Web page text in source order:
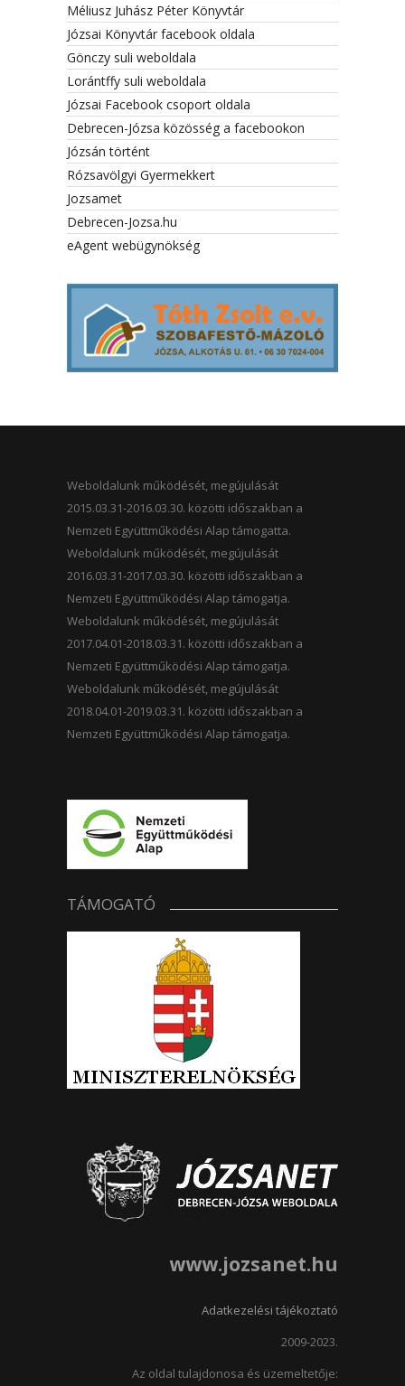
Méliusz Juhász Péter Könyvtár
Józsai Könyvtár facebook oldala
Gönczy suli weboldala
Lorántffy suli weboldala
Józsai Facebook csoport oldala
Debrecen-Józsa közösség a facebookon
Józsán történt
Rózsavölgyi Gyermekkert
Jozsamet
Debrecen-Jozsa.hu
eAgent webügynökség
Weboldalunk működését, megújulását
2015.03.31-2016.03.30. közötti időszakban a
Nemzeti Együttműködési Alap támogatta.
Weboldalunk működését, megújulását
2016.03.31-2017.03.30. közötti időszakban a
Nemzeti Együttműködési Alap támogatja.
Weboldalunk működését, megújulását
2017.04.01-2018.03.31. közötti időszakban a
Nemzeti Együttműködési Alap támogatja.
Weboldalunk működését, megújulását
2018.04.01-2019.03.31. közötti időszakban a
Nemzeti Együttműködési Alap támogatja.
TÁMOGATÓ
www.jozsanet.hu
Adatkezelési tájékoztató
2009-2023.
Az oldal tulajdonosa és üzemeltetője: